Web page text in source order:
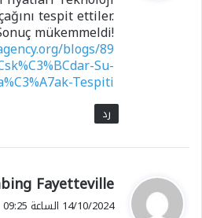
tespit ettiler.
mükemmeldi!
blogs/89
Su-
Tespiti
رد
ي
ق
Fayetteville
14/10/2024 الساعة 09:25